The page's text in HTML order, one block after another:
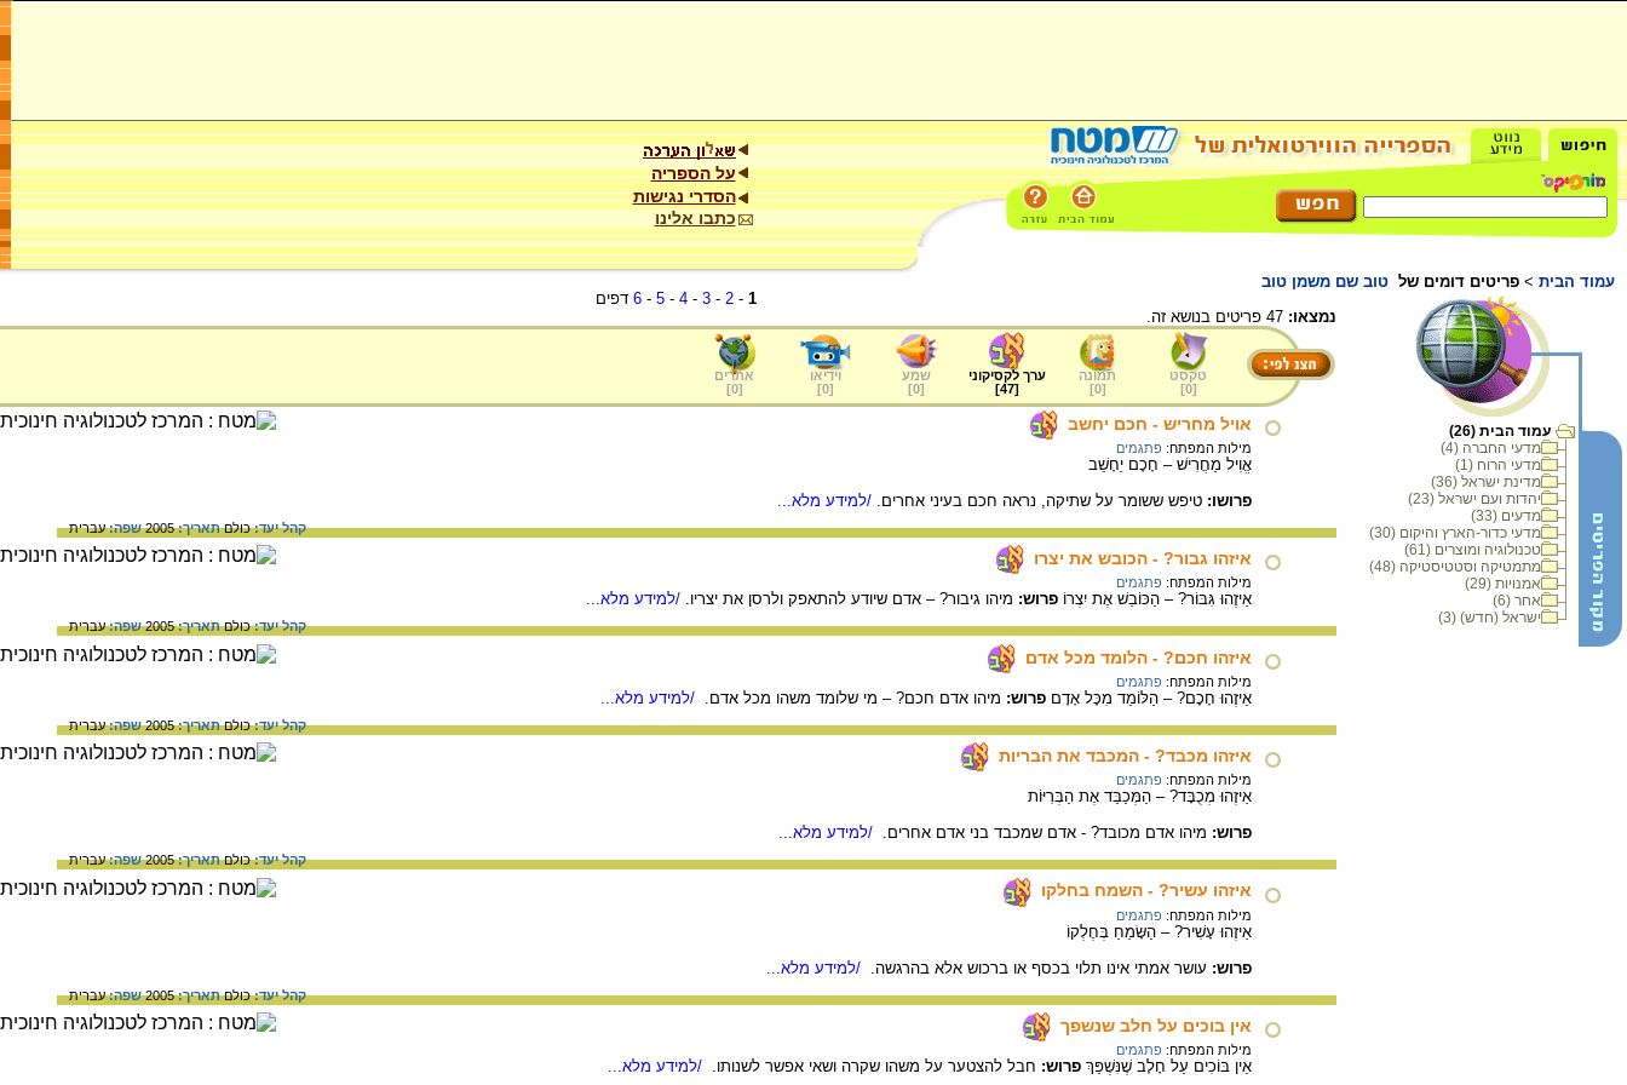
על הספריה
הסדרי נגישות
כתבו אלינו
עמוד הבית > פריטים דומים של טוב שם משמן טוב
עמוד הבית (26)
מדעי החברה (4)
מדעי הרוח (1)
מדינת ישראל (36)
יהדות ועם ישראל (23)
מדעים (33)
מדעי כדור-הארץ והיקום (30)
טכנולוגיה ומוצרים (61)
מתמטיקה וסטטיסטיקה (48)
אמנויות (29)
אחר (6)
ישראל (חדש) (3)
1
-
2
-
3
-
4
-
5
-
6 דפים
נמצאו:
טקסט
[
0
]
תמונה
[
0
]
ערך לקסיקוני
[
47
]
שמע
[
0
]
וידיאו
[
0
]
אתרים
[
0
]
אויל מחריש - חכם יחשב
מילות המפתח: פתגמים
אֱוִיל מַחֲרִישׁ – חָכָם יֵחָשֵׁב
פרושו: טיפש ששומר על שתיקה, נראה חכם בעיני אחרים. /למידע מלא...
קהל יעד:כולםתאריך:2005 שפה:עברית
איזהו גבור? - הכובש את יצרו
מילות המפתח: פתגמים
אֵיזֶהוּ גִּבּוֹר? – הַכּוֹבֵשׁ אֶת יִצְרוֹ פרוש: מיהו גיבור? – אדם שיודע להתאפק ולרסן את יצריו. /למידע מלא...
קהל יעד:כולםתאריך:2005 שפה:עברית
איזהו חכם? - הלומד מכל אדם
מילות המפתח: פתגמים
אֵיזֶהוּ חָכָם? – הַלּוֹמֵד מִכָּל אָדָם פרוש: מיהו אדם חכם? – מי שלומד משהו מכל אדם. /למידע מלא...
קהל יעד:כולםתאריך:2005 שפה:עברית
איזהו מכבד? - המכבד את הבריות
מילות המפתח: פתגמים
אֵיזֶהוּ מְכֻבָּד? – הַמְּכַבֵּד אֶת הַבְּרִיּוֹת
פרוש: מיהו אדם מכובד? - אדם שמכבד בני אדם אחרים. /למידע מלא...
קהל יעד:כולםתאריך:2005 שפה:עברית
איזהו עשיר? - השמח בחלקו
מילות המפתח: פתגמים
אֵיזֶהוּ עָשִׁיר? – הַשָּׂמֵחַ בְּחֶלְקוֹ
פרוש: עושר אמתי אינו תלוי בכסף או ברכוש אלא בהרגשה. /למידע מלא...
קהל יעד:כולםתאריך:2005 שפה:עברית
אין בוכים על חלב שנשפך
מילות המפתח: פתגמים
אֵין בּוֹכִים עַל חָלָב שֶׁנִּשְׁפַּךְ פרוש: חבל להצטער על משהו שקרה ושאי אפשר לשנותו. /למידע מלא...